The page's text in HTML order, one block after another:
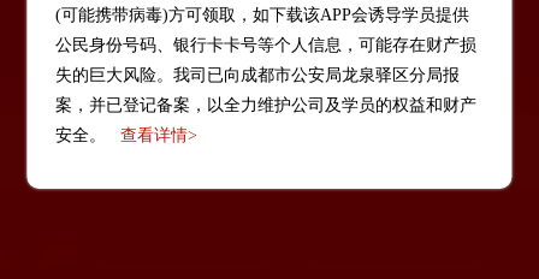
(可能携带病毒)方可领取，如下载该APP会诱导学员提供
公民身份号码、银行卡卡号等个人信息，可能存在财产损
失的巨大风险。我司已向成都市公安局龙泉驿区分局报
案，并已登记备案，以全力维护公司及学员的权益和财产
安全。查看详情>